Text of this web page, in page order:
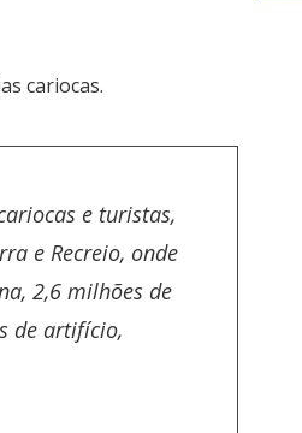
cariocas.
e turistas,
e Recreio, onde
2,6 milhões de
de artifício,